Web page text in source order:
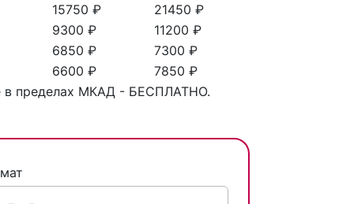
15750 ₽
21450 ₽
9300 ₽
11200 ₽
6850 ₽
7300 ₽
6600 ₽
7850 ₽
в пределах МКАД - БЕСПЛАТНО.